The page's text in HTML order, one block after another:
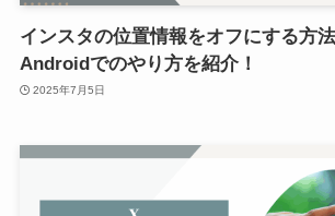
インスタの位置情報をオフにする方
Androidでのやり方を紹介！
2025年7月5日